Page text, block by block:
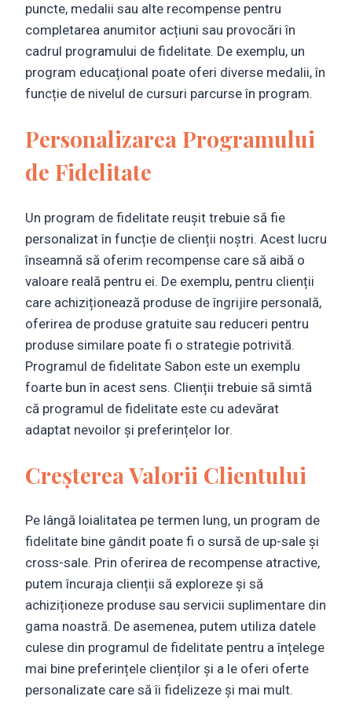
puncte, medalii sau alte recompense pentru
completarea anumitor acțiuni sau provocări în
cadrul programului de fidelitate. De exemplu, un
program educațional poate oferi diverse medalii, în
funcție de nivelul de cursuri parcurse în program.
Personalizarea Programului
de Fidelitate
Un program de fidelitate reușit trebuie să fie
personalizat în funcție de clienții noștri. Acest lucru
înseamnă să oferim recompense care să aibă o
valoare reală pentru ei. De exemplu, pentru clienții
care achiziționează produse de îngrijire personală,
oferirea de produse gratuite sau reduceri pentru
produse similare poate fi o strategie potrivită.
Programul de fidelitate Sabon este un exemplu
foarte bun în acest sens. Clienții trebuie să simtă
că programul de fidelitate este cu adevărat
adaptat nevoilor și preferințelor lor.
Creșterea Valorii Clientului
Pe lângă loialitatea pe termen lung, un program de
fidelitate bine gândit poate fi o sursă de up-sale și
cross-sale. Prin oferirea de recompense atractive,
putem încuraja clienții să exploreze și să
achiziționeze produse sau servicii suplimentare din
gama noastră. De asemenea, putem utiliza datele
culese din programul de fidelitate pentru a înțelege
mai bine preferințele clienților și a le oferi oferte
personalizate care să îi fidelizeze și mai mult.